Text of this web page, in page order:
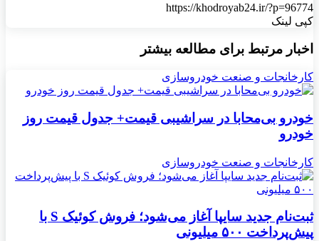
https://khodroyab24.ir/?p=96774
کپی لینک
اخبار مرتبط برای مطالعه بیشتر
کارخانجات و صنعت خودروسازی
خودرو بی‌محابا در سراشیبی قیمت+ جدول قیمت روز
خودرو
کارخانجات و صنعت خودروسازی
ثبت‌نام جدید سایپا آغاز می‌شود؛ فروش کوئیک S با
پیش‌پرداخت ۵۰۰ میلیونی